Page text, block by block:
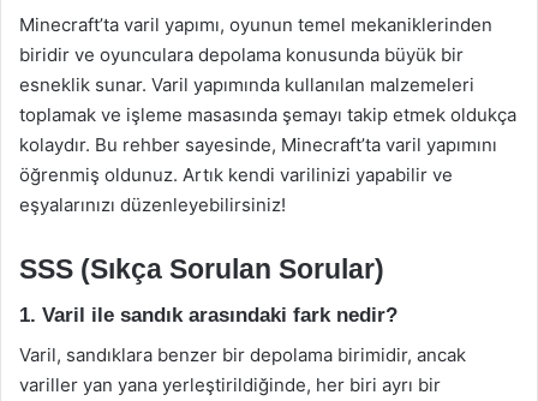
Minecraft’ta varil yapımı, oyunun temel mekaniklerinden
biridir ve oyunculara depolama konusunda büyük bir
esneklik sunar. Varil yapımında kullanılan malzemeleri
toplamak ve işleme masasında şemayı takip etmek oldukça
kolaydır. Bu rehber sayesinde, Minecraft’ta varil yapımını
öğrenmiş oldunuz. Artık kendi varilinizi yapabilir ve
eşyalarınızı düzenleyebilirsiniz!
SSS (Sıkça Sorulan Sorular)
1. Varil ile sandık arasındaki fark nedir?
Varil, sandıklara benzer bir depolama birimidir, ancak
variller yan yana yerleştirildiğinde, her biri ayrı bir